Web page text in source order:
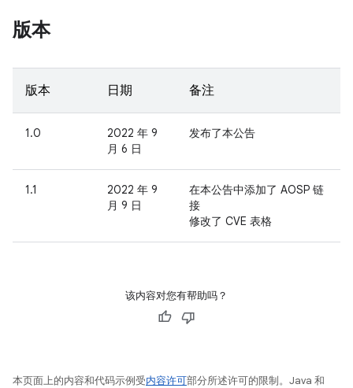
版本
版本 日期 备注
1.0
2022 年 9
月 6 日
发布了本公告
1.1
2022 年 9
月 9 日
在本公告中添加了 AOSP 链
接
修改了 CVE 表格
该内容对您有帮助吗？
本页面上的内容和代码示例受内容许可部分所述许可的限制。Java 和